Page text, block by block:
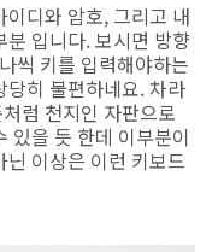
디와 암호, 그리고 내
입니다. 보시면 방향
씩 키를 입력해야하는
히 불편하네요. 차라
럼 천지인 자판으로
있을 듯 한데 이부분이
이상은 이런 키보드